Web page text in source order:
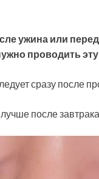
ужина или
проводить
сразу после
после завтрака.